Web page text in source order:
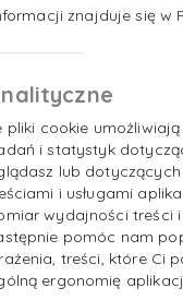
znajduje się w
pliki cookie
i statystyk
lub
i usługami
wydajności treści i
pomóc nam
treści, które Ci
ergonomię